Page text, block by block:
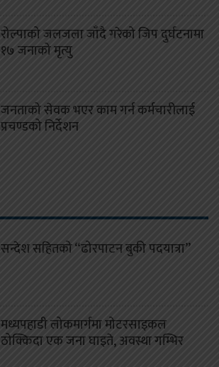
रोल्पाको जलजला जाँदै गरेको जिप दुर्घटनामा
१७ जनाको मृत्यु
जनताको सेवक भएर काम गर्न कर्मचारीलाई
प्रचण्डको निर्देशन
सन्देश सहितको “ढोरपाटन बुकी पदयात्रा”
मध्यपहाडी लोकमार्गमा मोटरसाइकल
ठोक्किदा एक जना घाइते, अवस्था गम्भिर